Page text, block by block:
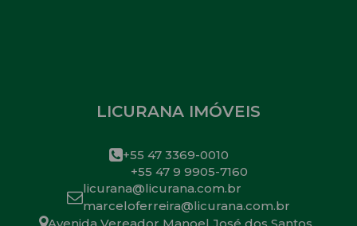
LICURANA IMÓVEIS
+55 47 3369-0010
+55 47 9 9905-7160
licurana@licurana.com.br
marceloferreira@licurana.com.br